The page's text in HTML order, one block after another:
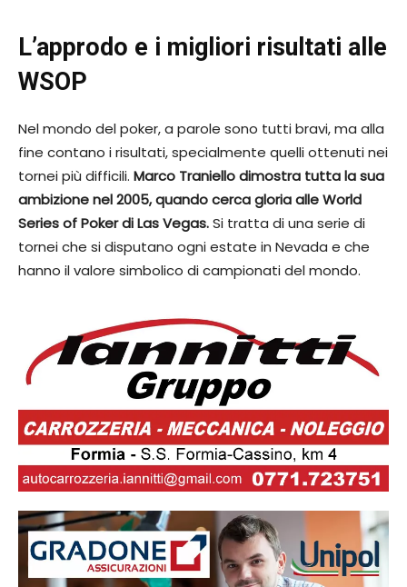
L’approdo e i migliori risultati alle
WSOP
Nel mondo del poker, a parole sono tutti bravi, ma alla
fine contano i risultati, specialmente quelli ottenuti nei
tornei più difficili. Marco Traniello dimostra tutta la sua
ambizione nel 2005, quando cerca gloria alle World
Series of Poker di Las Vegas.Si tratta di una serie di
tornei che si disputano ogni estate in Nevada e che
hanno il valore simbolico di campionati del mondo.